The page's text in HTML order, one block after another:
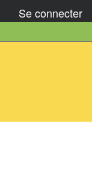
Se connecter